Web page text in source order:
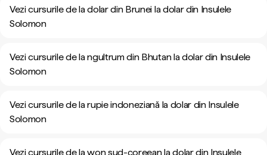
Vezi cursurile de la dolar din Brunei la dolar din Insulele
Solomon
Vezi cursurile de la ngultrum din Bhutan la dolar din Insulele
Solomon
Vezi cursurile de la rupie indoneziană la dolar din Insulele
Solomon
Vezi cursurile de la won sud-coreean la dolar din Insulele